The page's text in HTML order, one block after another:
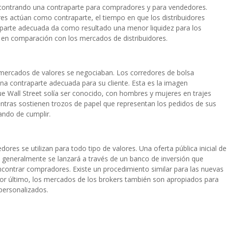
una contraparte para compradores y para vendedores.
actúan como contraparte, el tiempo en que los distribuidores
adecuada da como resultado una menor liquidez para los
comparación con los mercados de distribuidores.
de valores se negociaban. Los corredores de bolsa
contraparte adecuada para su cliente. Esta es la imagen
Wall Street solía ser conocido, con hombres y mujeres en trajes
sostienen trozos de papel que representan los pedidos de sus
de cumplir.
se utilizan para todo tipo de valores. Una oferta pública inicial de
se lanzará a través de un banco de inversión que
compradores. Existe un procedimiento similar para las nuevas
último, los mercados de los brokers también son apropiados para